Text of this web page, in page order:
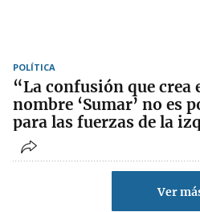
POLÍTICA
“La confusión que crea
nombre ‘Sumar’ no es
para las fuerzas de la
Ver